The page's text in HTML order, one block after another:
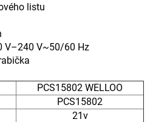
listu
V–240 V~50/60 Hz
PCS15802 WELLOO
PCS15802
21v